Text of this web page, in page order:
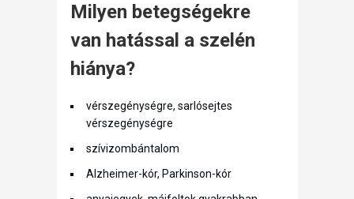
Milyen betegségekre
van hatással a szelén
hiánya?
vérszegénységre, sarlósejtes
vérszegénységre
szívizombántalom
Alzheimer-kór, Parkinson-kór